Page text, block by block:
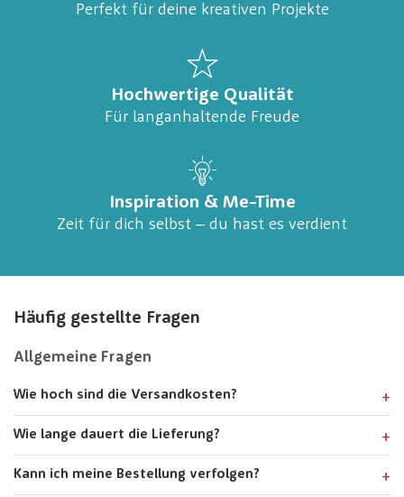
Perfekt für deine kreativen Projekte
Hochwertige Qualität
Für langanhaltende Freude
Inspiration & Me-Time
Zeit für dich selbst – du hast es verdient
Häufig gestellte Fragen
Allgemeine Fragen
Wie hoch sind die Versandkosten?
Wie lange dauert die Lieferung?
Kann ich meine Bestellung verfolgen?